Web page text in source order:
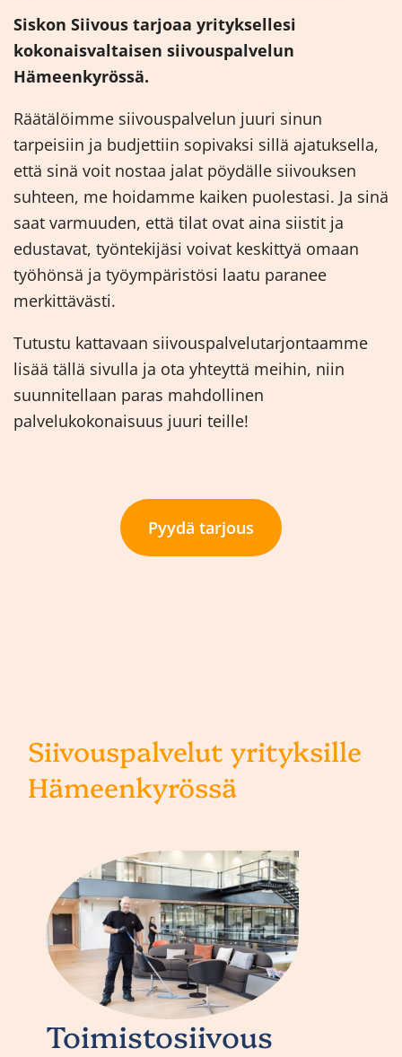
Siskon Siivous tarjoaa yrityksellesi
kokonaisvaltaisen siivouspalvelun
Hämeenkyrössä.
Räätälöimme siivouspalvelun juuri sinun
tarpeisiin ja budjettiin sopivaksi sillä ajatuksella,
että sinä voit nostaa jalat pöydälle siivouksen
suhteen, me hoidamme kaiken puolestasi. Ja sinä
saat varmuuden, että tilat ovat aina siistit ja
edustavat, työntekijäsi voivat keskittyä omaan
työhönsä ja työympäristösi laatu paranee
merkittävästi.
Tutustu kattavaan siivouspalvelutarjontaamme
lisää tällä sivulla ja ota yhteyttä meihin, niin
suunnitellaan paras mahdollinen
palvelukokonaisuus juuri teille!
Pyydä tarjous
Siivouspalvelut yrityksille
Hämeenkyrössä
Toimistosiivous